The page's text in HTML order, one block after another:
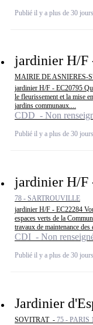
Publié il y a plus de 30 jours
jardinier H/F
MAIRIE DE ASNIERES-
jardinier H/F - EC20795
le fleurissement et la mise
jardins communaux....
CDD - Non
Publié il y a plus de 30 jours
jardinier H/F
78 - SARTROUVILLE
jardinier H/F - EC22284
espaces verts de la
travaux de maintenance des
CDI - Non
Publié il y a plus de 30 jours
Jardinier
SOVITRAT - 75 - PARIS